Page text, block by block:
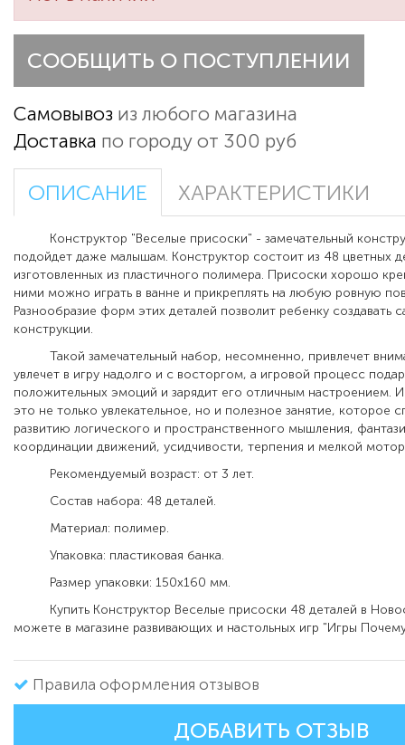
СООБЩИТЬ О ПОСТУПЛЕНИИ
Самовывоз из любого магазина
Доставка по городу от 300 руб
ОПИСАНИЕ ХАРАКТЕРИСТИКИ
Конструктор "Веселые присоски" - замечательный
подойдет даже малышам. Конструктор состоит из 48 цветных
изготовленных из пластичного полимера. Присоски хорошо
ними можно играть в ванне и прикреплять на любую ровную
Разнообразие форм этих деталей позволит ребенку создавать
конструкции.
Такой замечательный набор, несомненно, привлечет
увлечет в игру надолго и с восторгом, а игровой процесс
положительных эмоций и зарядит его отличным настроением.
это не только увлекательное, но и полезное занятие, которое
развитию логического и пространственного мышления,
координации движений, усидчивости, терпения и мелкой
Рекомендуемый возраст: от 3 лет.
Состав набора: 48 деталей.
Материал: полимер.
Упаковка: пластиковая банка.
Размер упаковки: 150х160 мм.
Купить Конструктор Веселые присоски 48 деталей в
можете в магазине развивающих и настольных игр "Игры
Правила оформления отзывов
ДОБАВИТЬ ОТЗЫВ